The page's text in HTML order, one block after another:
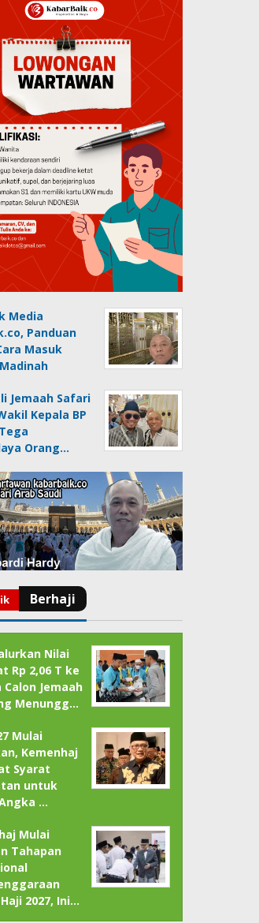
Media
Panduan
Masuk
Jemaah Safari
Kepala BP
Orang…
Nilai
Rp 2,06 T ke
Calon Jemaah
Menungg…
Mulai
Kemenhaj
Syarat
untuk
…
Mulai
Tahapan
2027, Ini…